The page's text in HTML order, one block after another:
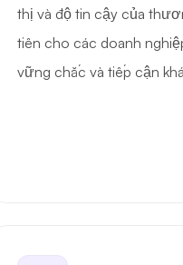
thị và độ tin cậy của
tiên cho các doanh
vững chắc và tiếp cận